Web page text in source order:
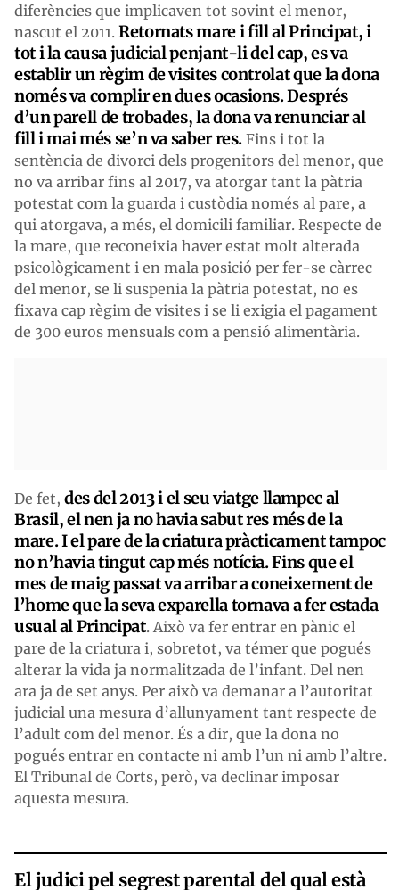
diferències que implicaven tot sovint el menor,
nascut el 2011. Retornats mare i fill al Principat, i
tot i la causa judicial penjant-li del cap, es va
establir un règim de visites controlat que la dona
només va complir en dues ocasions. Després
d’un parell de trobades, la dona va renunciar al
fill i mai més se’n va saber res. Fins i tot la
sentència de divorci dels progenitors del menor, que
no va arribar fins al 2017, va atorgar tant la pàtria
potestat com la guarda i custòdia només al pare, a
qui atorgava, a més, el domicili familiar. Respecte de
la mare, que reconeixia haver estat molt alterada
psicològicament i en mala posició per fer-se càrrec
del menor, se li suspenia la pàtria potestat, no es
fixava cap règim de visites i se li exigia el pagament
de 300 euros mensuals com a pensió alimentària.
De fet, des del 2013 i el seu viatge llampec al
Brasil, el nen ja no havia sabut res més de la
mare. I el pare de la criatura pràcticament tampoc
no n’havia tingut cap més notícia. Fins que el
mes de maig passat va arribar a coneixement de
l’home que la seva exparella tornava a fer estada
usual al Principat. Això va fer entrar en pànic el
pare de la criatura i, sobretot, va témer que pogués
alterar la vida ja normalitzada de l’infant. Del nen
ara ja de set anys. Per això va demanar a l’autoritat
judicial una mesura d’allunyament tant respecte de
l’adult com del menor. És a dir, que la dona no
pogués entrar en contacte ni amb l’un ni amb l’altre.
El Tribunal de Corts, però, va declinar imposar
aquesta mesura.
El judici pel segrest parental del qual està